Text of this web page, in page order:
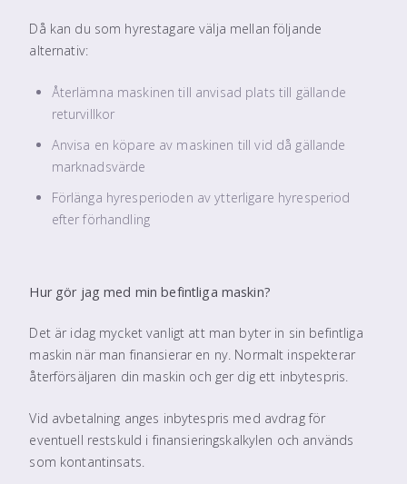
Då kan du som hyrestagare välja mellan följande
alternativ:
Återlämna maskinen till anvisad plats till gällande
returvillkor
Anvisa en köpare av maskinen till vid då gällande
marknadsvärde
Förlänga hyresperioden av ytterligare hyresperiod
efter förhandling
Hur gör jag med min befintliga maskin?
Det är idag mycket vanligt att man byter in sin befintliga
maskin när man finansierar en ny. Normalt inspekterar
återförsäljaren din maskin och ger dig ett inbytespris.
Vid avbetalning anges inbytespris med avdrag för
eventuell restskuld i finansieringskalkylen och används
som kontantinsats.